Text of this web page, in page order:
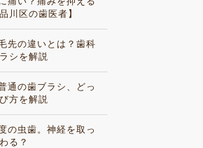
川区の歯医者】
先の違いとは？歯科
シを解説
通の歯ブラシ、どっ
方を解説
の虫歯。神経を取っ
る？